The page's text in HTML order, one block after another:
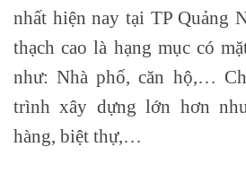
nhất hiện nay tại TP Quảng
thạch cao là hạng mục có
như: Nhà phố, căn hộ,…
trình xây dựng lớn hơn
hàng, biệt thự,…